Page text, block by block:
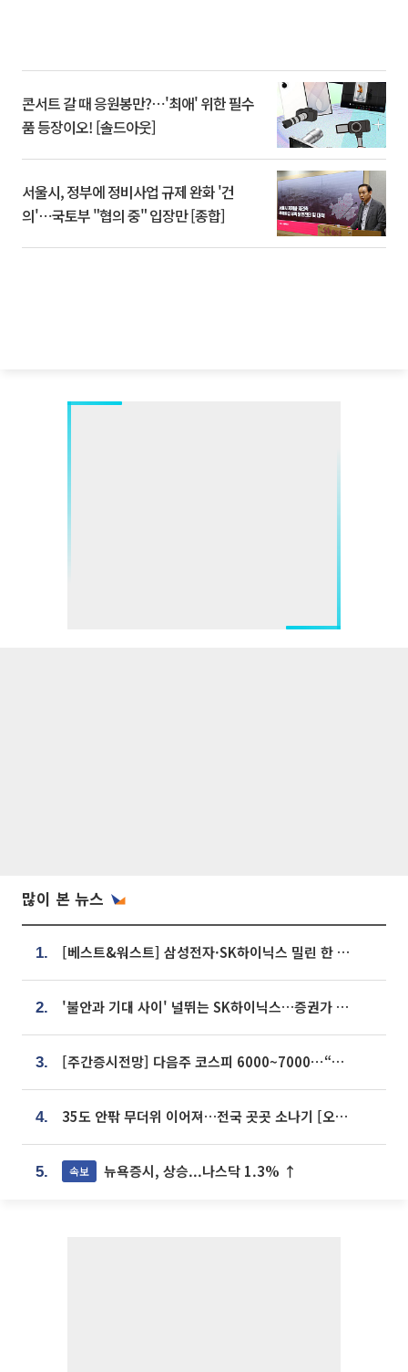
콘서트 갈 때 응원봉만?⋯'최애' 위한 필수
품 등장이오! [솔드아웃]
서울시, 정부에 정비사업 규제 완화 '건
의'⋯국토부 "협의 중" 입장만 [종합]
많이 본 뉴스
1. [베스트&워스트] 삼성전자·SK하이닉스 밀린 한 주…상상인증권은 85% 급등
2. '불안과 기대 사이' 널뛰는 SK하이닉스…증권가 "HBM4·LTA 기반 펀터멘털 견고"
3. [주간증시전망] 다음주 코스피 6000~7000⋯“外人 수급은 정책이 변수”
4. 35도 안팎 무더위 이어져…전국 곳곳 소나기 [오늘 날씨]
5. 속보 뉴욕증시, 상승...나스닥 1.3% ↑